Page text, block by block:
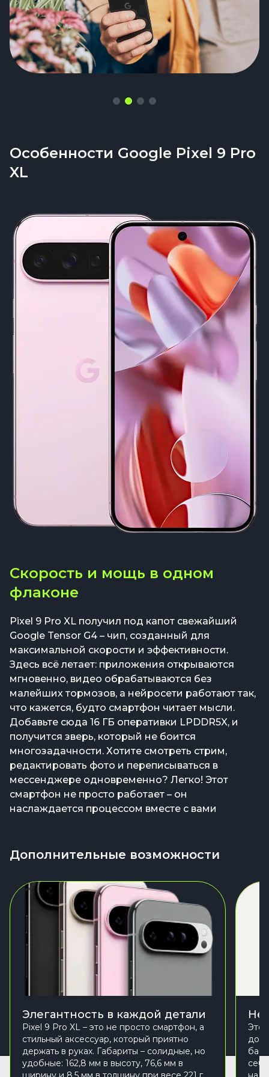
Особенности Google Pixel 9 Pro
XL
Скорость и мощь в одном
флаконе
Pixel 9 Pro XL получил под капот свежайший
Google Tensor G4 – чип, созданный для
максимальной скорости и эффективности.
Здесь всё летает: приложения открываются
мгновенно, видео обрабатываются без
малейших тормозов, а нейросети работают так,
что кажется, будто смартфон читает мысли.
Добавьте сюда 16 ГБ оперативки LPDDR5X, и
получится зверь, который не боится
многозадачности. Хотите смотреть стрим,
редактировать фото и переписываться в
мессенджере одновременно? Легко! Этот
смартфон не просто работает – он
наслаждается процессом вместе с вами
Дополнительные возможности
Элегантность в каждой детали
Pixel 9 Pro XL – это не просто смартфон, а
стильный аксессуар, который приятно
держать в руках. Габариты – солидные, но
удобные: 162,8 мм в высоту, 76,6 мм в